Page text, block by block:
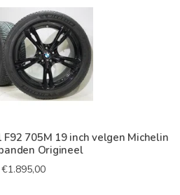
F92 705M 19 inch velgen Michelin
Origineel
€1.895,00